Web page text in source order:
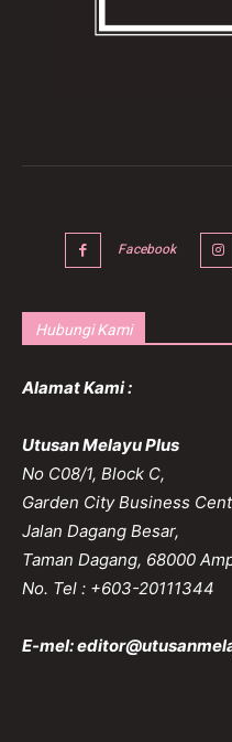
Facebook
Hubungi Kami
Alamat Kami :
Utusan Melayu Plus
No C08/1, Block C,
Garden City Business
Jalan Dagang Besar,
Taman Dagang, 68000
No. Tel : +603-20111344
E-mel: